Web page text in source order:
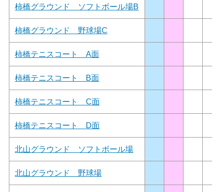
柿橋グラウンド ソフトボール場B
柿橋グラウンド 野球場C
柿橋テニスコート A面
柿橋テニスコート B面
柿橋テニスコート C面
柿橋テニスコート D面
北山グラウンド ソフトボール場
北山グラウンド 野球場